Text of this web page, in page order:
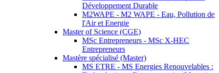
Développement Durable
M2WAPE - M2 WAPE - Eau, Pollution de
l'Air et Energie
Master of Science (CGE)
MSc Entrepreneurs - MSc X-HEC
Entrepreneurs
Mastère spécialisé (Master)
MS ETRE - MS Energies Renouvelables :